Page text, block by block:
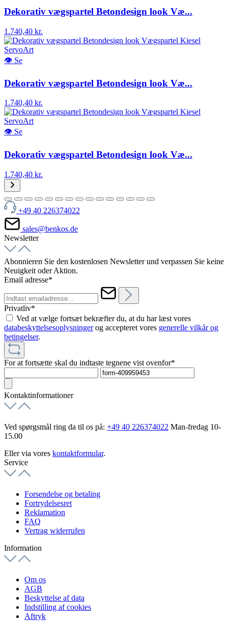
Dekorativ vægspartel Betondesign look Væ...
1.740,40 kr.
👁 Se
Dekorativ vægspartel Betondesign look Væ...
1.740,40 kr.
👁 Se
Dekorativ vægspartel Betondesign look Væ...
1.740,40 kr.
+49 40 226374022
sales@benkos.de
Newsletter
Abonnieren Sie den kostenlosen Newsletter und verpassen Sie keine
Neuigkeit oder Aktion.
Email adresse*
Privatliv*
Ved at vælge fortsæt bekræfter du, at du har læst vores
databeskyttelsesoplysningerog accepteret vores generelle vilkår og
betingelser.
For at fortsætte skal du indtaste tegnene vist ovenfor*
Kontaktinformationer
Ved spørgsmål ring da til os på: +49 40 226374022 Man-fredag 10-
15.00
Eller via vores kontaktformular.
Service
Forsendelse og betaling
Fortrydelsesret
Reklamation
FAQ
Vertrag widerrufen
Information
Om os
AGB
Beskyttelse af data
Indstilling af cookies
Aftryk